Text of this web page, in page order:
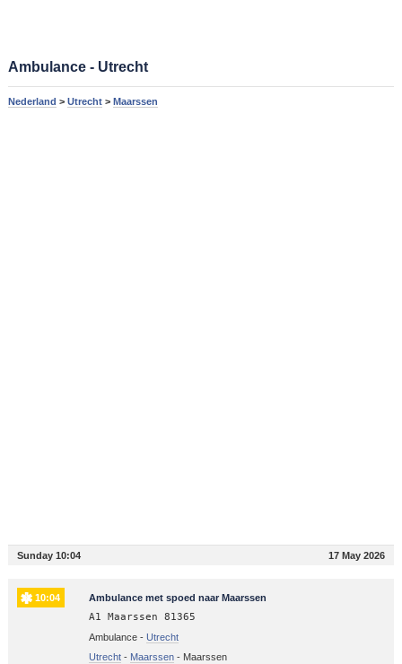
Ambulance - Utrecht
Nederland > Utrecht> Maarssen
Sunday 10:04 17 May 2026
10:04 Ambulance met spoed naar Maarssen
A1 Maarssen 81365
Ambulance - Utrecht
Utrecht- Maarssen- Maarssen